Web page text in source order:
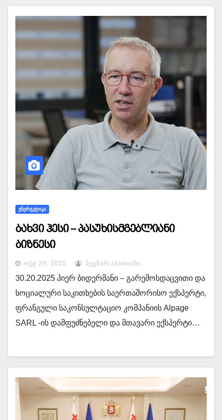
ᲔᲜᲔᲠᲒᲔᲢᲘᲙᲐ
ბახვი ჰესი – პასუხისმგებლიანი
ბიზნესი
ᲝᲥᲢ 29, 2025 ᲜᲣᲒᲖᲐᲠ ᲐᲡᲐᲗᲘᲐᲜᲘ
30.20.2025 პიერ ბიდერმანი – გარემოსდაცვითი და
სოციალური საკითხების საერთაშორისო ექსპერტი,
ფრანგული საკონსულტაციო კომპანიის Alpage
SARL -ის დამფუძნებელი და მთავარი ექსპერტი…